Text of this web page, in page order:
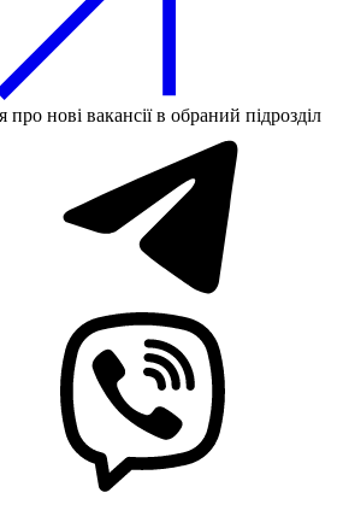
нові вакансії в обраний підрозділ